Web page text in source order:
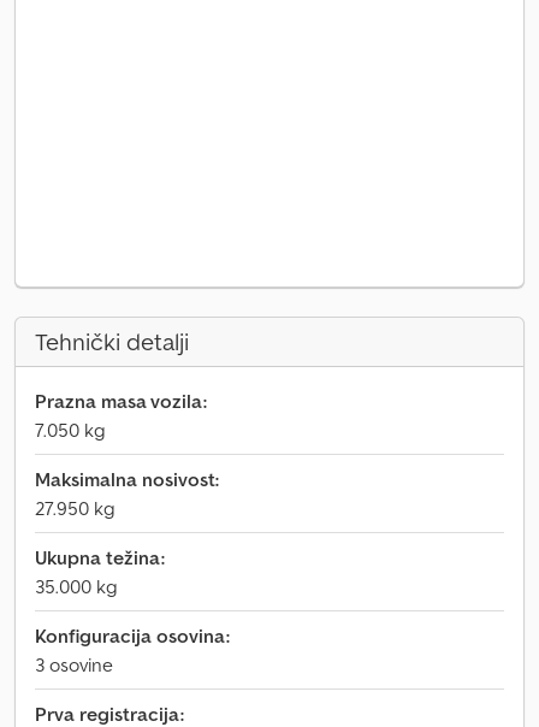
Tehnički detalji
Prazna masa vozila:
7.050 kg
Maksimalna nosivost:
27.950 kg
Ukupna težina:
35.000 kg
Konfiguracija osovina:
3 osovine
Prva registracija: